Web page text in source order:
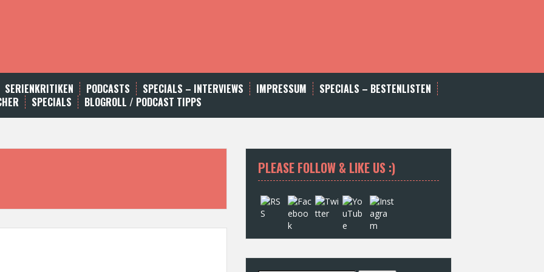
SERIENKRITIKEN PODCASTS SPECIALS – INTERVIEWS IMPRESSUM
SPECIALS – BESTENLISTEN
SPECIALS BLOGROLL / PODCAST TIPPS
PLEASE FOLLOW & LIKE US :)